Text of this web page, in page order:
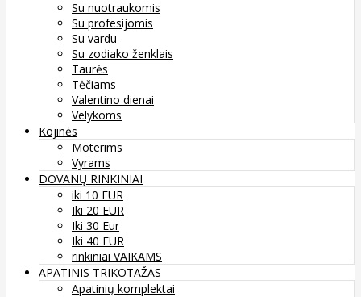
Su nuotraukomis
Su profesijomis
Su vardu
Su zodiako ženklais
Taurės
Tėčiams
Valentino dienai
Velykoms
Kojinės
Moterims
Vyrams
DOVANŲ RINKINIAI
iki 10 EUR
Iki 20 EUR
Iki 30 Eur
Iki 40 EUR
rinkiniai VAIKAMS
APATINIS TRIKOTAŽAS
Apatinių komplektai